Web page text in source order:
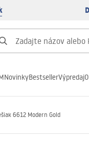
NovinkyBestsellerVýpredaj
6612 Modern Gold